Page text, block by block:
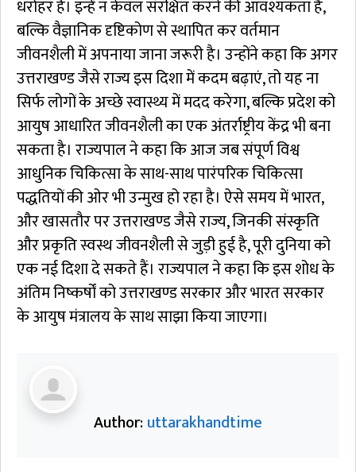
धरोहर हैं। इन्हें न केवल संरक्षित करने की आवश्यकता है,
बल्कि वैज्ञानिक दृष्टिकोण से स्थापित कर वर्तमान
जीवनशैली में अपनाया जाना जरूरी है। उन्होंने कहा कि अगर
उत्तराखण्ड जैसे राज्य इस दिशा में कदम बढ़ाएं, तो यह ना
सिर्फ लोगों के अच्छे स्वास्थ्य में मदद करेगा, बल्कि प्रदेश को
आयुष आधारित जीवनशैली का एक अंतर्राष्ट्रीय केंद्र भी बना
सकता है। राज्यपाल ने कहा कि आज जब संपूर्ण विश्व
आधुनिक चिकित्सा के साथ-साथ पारंपरिक चिकित्सा
पद्धतियों की ओर भी उन्मुख हो रहा है। ऐसे समय में भारत,
और खासतौर पर उत्तराखण्ड जैसे राज्य, जिनकी संस्कृति
और प्रकृति स्वस्थ जीवनशैली से जुड़ी हुई है, पूरी दुनिया को
एक नई दिशा दे सकते हैं। राज्यपाल ने कहा कि इस शोध के
अंतिम निष्कर्षों को उत्तराखण्ड सरकार और भारत सरकार
के आयुष मंत्रालय के साथ साझा किया जाएगा।
Author:uttarakhandtime